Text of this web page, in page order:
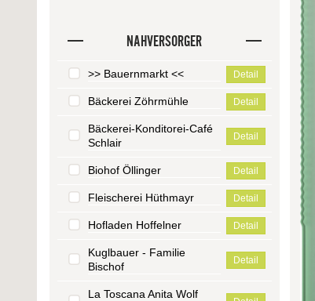
NAHVERSORGER
>> Bauernmarkt << Detail
Bäckerei Zöhrmühle Detail
Bäckerei-Konditorei-Café
Schlair
Detail
Biohof Öllinger Detail
Fleischerei Hüthmayr Detail
Hofladen Hoffelner Detail
Kuglbauer - Familie
Bischof
Detail
La Toscana Anita Wolf